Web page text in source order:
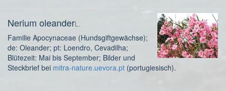
Nerium oleanderL.
Familie Apocynaceae (Hundsgiftgewächse);
de: Oleander; pt: Loendro, Cevadilha;
Blütezeit: Mai bis September; Bilder und
Steckbrief bei mitra-nature.uevora.pt (portugiesisch).